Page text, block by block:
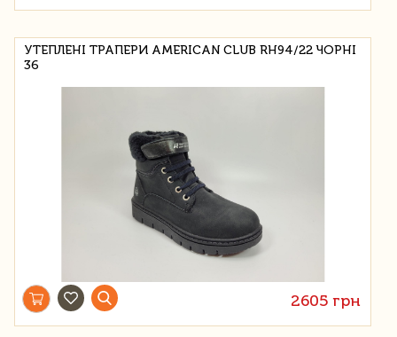
УТЕПЛЕНІ ТРАПЕРИ AMERICAN CLUB RH94/22 ЧОРНІ
36
2605 грн